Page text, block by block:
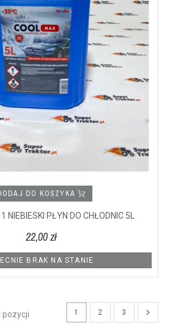
DO KOSZYKA
NIEBIESKI PŁYN DO CHŁODNIC 5L
22,00 zł
BRAK NA STANIE
pozycji 1 2 3